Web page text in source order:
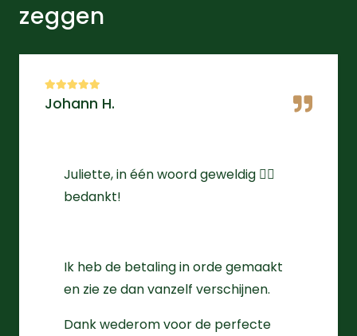
zeggen
Johann H.
Juliette, in één woord geweldig 👌🏻
bedankt!
Ik heb de betaling in orde gemaakt
en zie ze dan vanzelf verschijnen.
Dank wederom voor de perfecte